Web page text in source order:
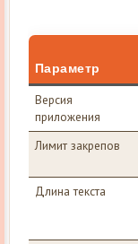
Параметр
Версия
приложения
Лимит закрепов
Длина текста